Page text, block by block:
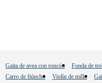
Gaita de avea con roncón
Fonda de
Carro de fiúncho
Violín de millo